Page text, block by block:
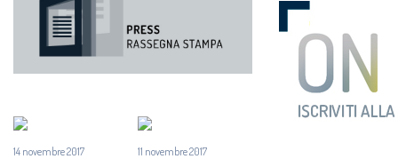
14 novembre 2017 11 novembre 2017